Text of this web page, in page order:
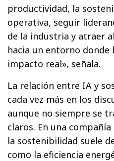
productividad, la
operativa, seguir
de la industria y atraer
hacia un entorno donde
impacto real», señala.
La relación entre IA y
cada vez más en los
aunque no siempre se
claros. En una
la sostenibilidad suele
como la eficiencia